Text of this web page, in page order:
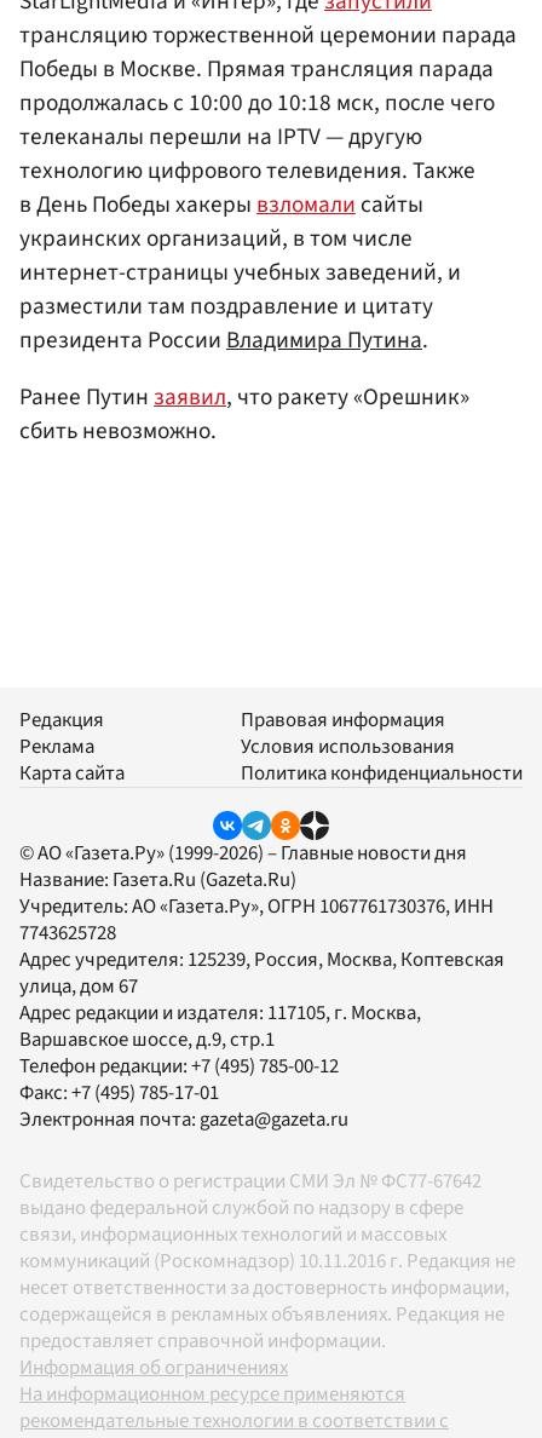
трансляцию торжественной церемонии парада
Победы в Москве. Прямая трансляция парада
продолжалась с 10:00 до 10:18 мск, после чего
телеканалы перешли на IPTV — другую
технологию цифрового телевидения. Также
в День Победы хакерывзломалисайты
украинских организаций, в том числе
интернет-страницы учебных заведений, и
разместили там поздравление и цитату
президента РоссииВладимира Путина.
Ранее Путинзаявил, что ракету «Орешник»
сбить невозможно.
Редакция
Реклама
Карта сайта
Правовая информация
Условия использования
Политика конфиденциальности
© АО «Газета.Ру» (1999-2026) – Главные новости дня
Название: Газета.Ru (Gazeta.Ru)
Учредитель:АО «Газета.Ру», ОГРН 1067761730376, ИНН
7743625728
Адрес учредителя: 125239, Россия, Москва, Коптевская
улица, дом 67
Адрес редакции и издателя: 117105, г. Москва,
Варшавское шоссе, д.9, стр.1
Телефон редакции:+7 (495) 785-00-12
Факс:+7 (495) 785-17-01
Электронная почта:gazeta@gazeta.ru
Свидетельство о регистрации СМИ Эл № ФС77-67642
выдано федеральной службой по надзору в сфере
связи, информационных технологий и массовых
коммуникаций (Роскомнадзор) 10.11.2016 г. Редакция не
несет ответственности за достоверность информации,
содержащейся в рекламных объявлениях. Редакция не
предоставляет справочной информации.
Информация об ограничениях
На информационном ресурсе применяются
рекомендательные технологии в соответствии с